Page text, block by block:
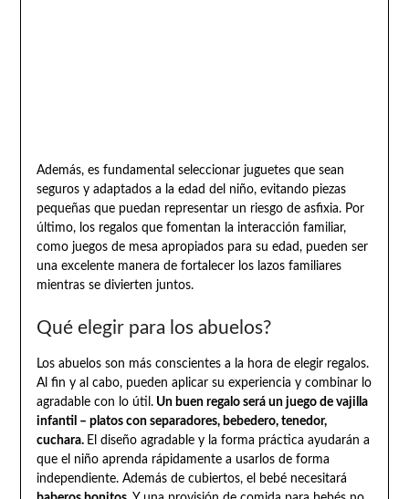
Además, es fundamental seleccionar juguetes que sean
seguros y adaptados a la edad del niño, evitando piezas
pequeñas que puedan representar un riesgo de asfixia. Por
último, los regalos que fomentan la interacción familiar,
como juegos de mesa apropiados para su edad, pueden ser
una excelente manera de fortalecer los lazos familiares
mientras se divierten juntos.
Qué elegir para los abuelos?
Los abuelos son más conscientes a la hora de elegir regalos.
Al fin y al cabo, pueden aplicar su experiencia y combinar lo
agradable con lo útil.Un buen regalo será un juego de vajilla
infantil – platos con separadores, bebedero, tenedor,
cuchara. El diseño agradable y la forma práctica ayudarán a
que el niño aprenda rápidamente a usarlos de forma
independiente. Además de cubiertos, el bebé necesitará